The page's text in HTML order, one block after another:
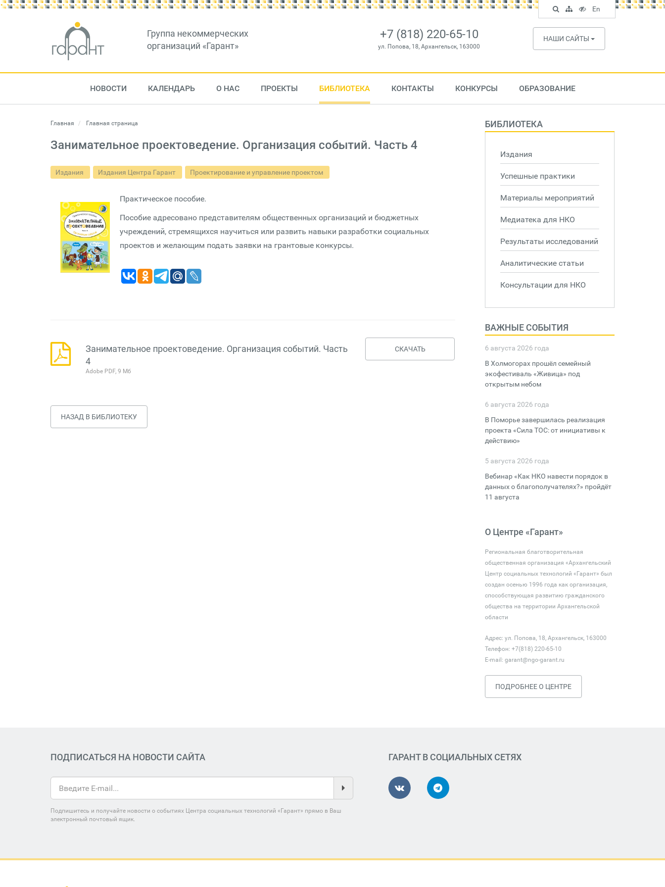
Группа некоммерческих
организаций «Гарант»
+7 (818) 220-65-10
ул. Попова, 18, Архангельск, 163000
НАШИ САЙТЫ
НОВОСТИ КАЛЕНДАРЬ О НАС ПРОЕКТЫ БИБЛИОТЕКА КОНТАКТЫ КОНКУРСЫ ОБРАЗОВАНИЕ
Главная Главная страница
Занимательное проектоведение. Организация событий. Часть 4
Издания Издания Центра Гарант Проектирование и управление проектом
Практическое пособие.
Пособие адресовано представителям общественных организаций и бюджетных
учреждений, стремящихся научиться или развить навыки разработки социальных
проектов и желающим подать заявки на грантовые конкурсы.
Занимательное проектоведение. Организация событий. Часть
4
Adobe PDF, 9 Мб
СКАЧАТЬ
НАЗАД В БИБЛИОТЕКУ
БИБЛИОТЕКА
Издания
Успешные практики
Материалы мероприятий
Медиатека для НКО
Результаты исследований
Аналитические статьи
Консультации для НКО
ВАЖНЫЕ СОБЫТИЯ
6 августа 2026 года
В Холмогорах прошёл семейный
экофестиваль «Живица» под
открытым небом
6 августа 2026 года
В Поморье завершилась реализация
проекта «Сила ТОС: от инициативы к
действию»
5 августа 2026 года
Вебинар «Как НКО навести порядок в
данных о благополучателях?» пройдёт
11 августа
О Центре «Гарант»
Региональная благотворительная
общественная организация «Архангельский
Центр социальных технологий «Гарант» был
создан осенью 1996 года как организация,
способствующая развитию гражданского
общества на территории Архангельской
области
Адрес: ул. Попова, 18, Архангельск, 163000
Телефон: +7(818) 220-65-10
E-mail: garant@ngo-garant.ru
ПОДРОБНЕЕ О ЦЕНТРЕ
ПОДПИСАТЬСЯ НА НОВОСТИ САЙТА
Подпишитесь и получайте новости о событиях Центра социальных технологий «Гарант» прямо в Ваш
электронный почтовый ящик.
ГАРАНТ В СОЦИАЛЬНЫХ СЕТЯХ
Поиск
по
сайту
Карта
сайта
Версия
для
слабовидящих
En
English